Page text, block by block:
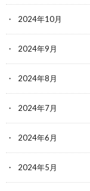
2024年10月
2024年9月
2024年8月
2024年7月
2024年6月
2024年5月